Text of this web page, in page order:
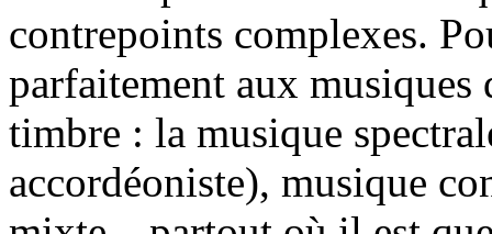
contrepoints complexes.
parfaitement aux
timbre : la musique
accordéoniste), musique